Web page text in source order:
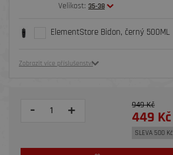
Velikost: 35-38
ElementStore Bidon, černý 500ML
Zobrazit více příslušenství
- + 949 Kč
449 Kč
SLEVA 500 Kč